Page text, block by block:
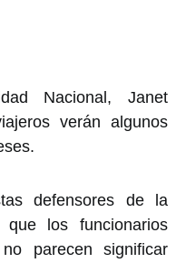
Nacional, Janet
verán algunos
defensores de la
que los funcionarios
parecen significar